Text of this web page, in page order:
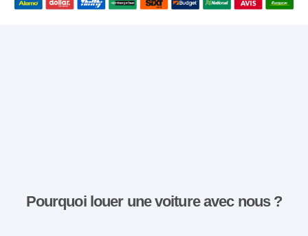
Pourquoi louer une voiture avec nous ?